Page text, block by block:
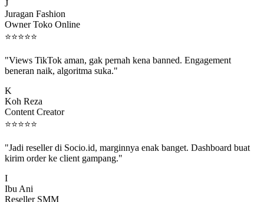
Juragan Fashion
Owner Toko Online
⭐⭐⭐⭐ ⭐
beneran naik, algoritma suka."
Koh Reza
Content Creator
⭐⭐⭐⭐⭐
kirim order ke client gampang."
Ibu Ani
Reseller SMM